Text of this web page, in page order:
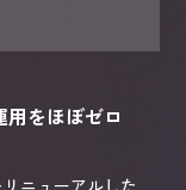
をほぼゼロ
ニューアルした